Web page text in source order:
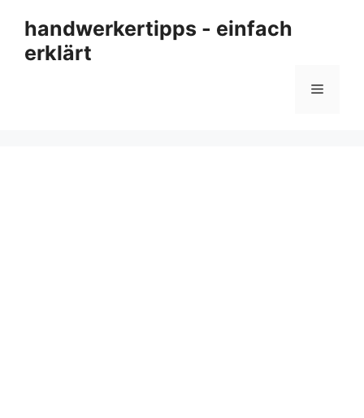
Inhalt
springen
handwerkertipps - einfach
erklärt
Menü